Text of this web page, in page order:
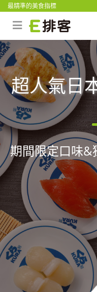
最精準的美食指標
超人氣日
期間限定口味&